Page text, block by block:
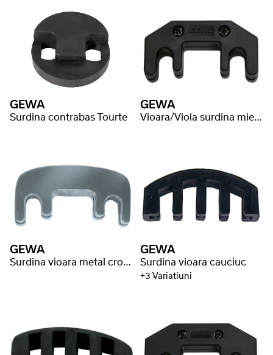
GEWA
Surdina contrabas Tourte
GEWA
Vioara/Viola surdina miez metal
GEWA
Surdina vioara metal cromat
GEWA
Surdina vioara cauciuc
+3 Variatiuni